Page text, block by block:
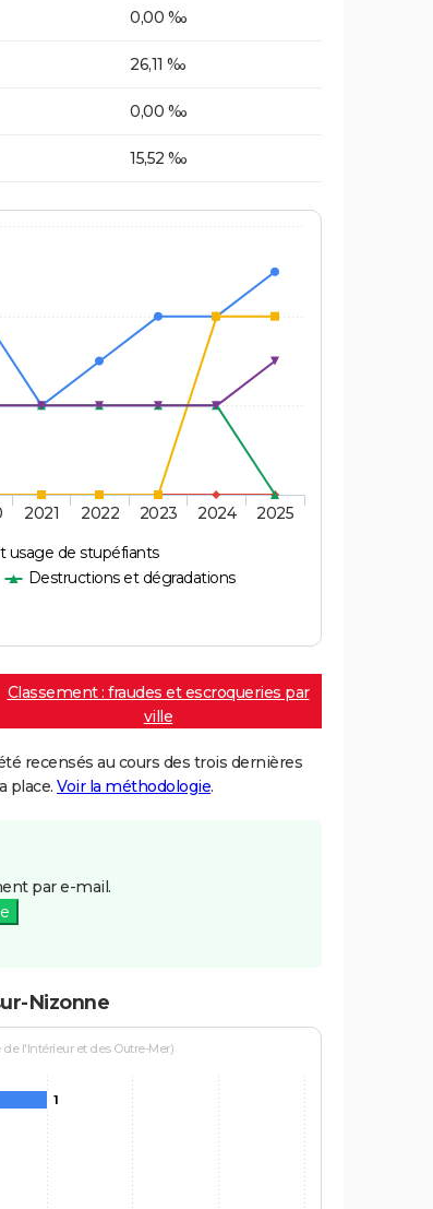
0,00 ‰
26,11 ‰
0,00 ‰
15,52 ‰
usage de stupéfiants
Destructions et dégradations
2021 2022 2023 2024 2025
Classement : fraudes et escroqueries par
ville
recensés au cours des trois dernières
place. Voir la méthodologie.
par e-mail.
Nizonne
l'Intérieur et des Outre-Mer)
1